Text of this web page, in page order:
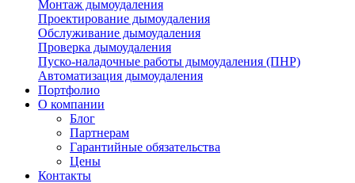
Монтаж дымоудаления
Проектирование дымоудаления
Обслуживание дымоудаления
Проверка дымоудаления
Пуско-наладочные работы дымоудаления (ПНР)
Автоматизация дымоудаления
Портфолио
О компании
Блог
Партнерам
Гарантийные обязательства
Цены
Контакты